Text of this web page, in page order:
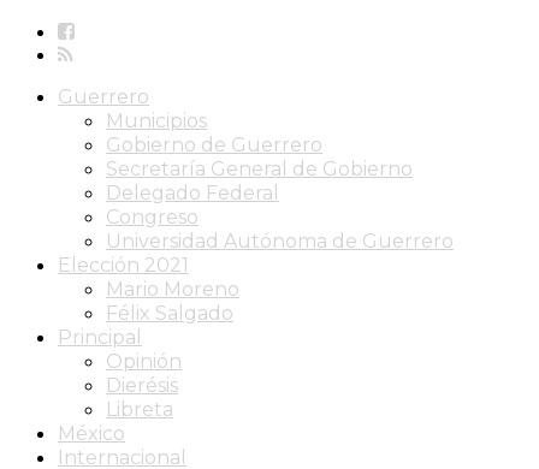
Guerrero
Municipios
Gobierno de Guerrero
Secretaría General de Gobierno
Delegado Federal
Congreso
Universidad Autónoma de Guerrero
Elección 2021
Mario Moreno
Félix Salgado
Principal
Opinión
Dierésis
Libreta
México
Internacional